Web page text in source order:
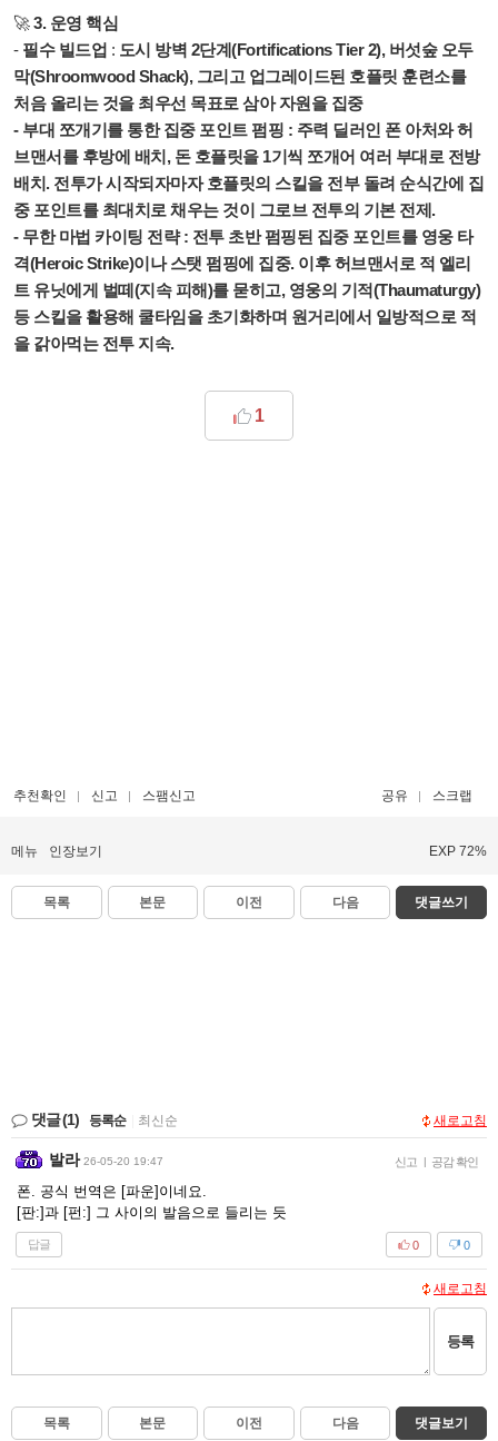
🚀3. 운영 핵심
- 필수 빌드업 : 도시 방벽 2단계(Fortifications Tier 2), 버섯숲 오두
막(Shroomwood Shack), 그리고 업그레이드된 호플릿 훈련소를
처음 올리는 것을 최우선 목표로 삼아 자원을 집중
- 부대 쪼개기를 통한 집중 포인트 펌핑 : 주력 딜러인 폰 아처와 허
브맨서를 후방에 배치, 돈 호플릿을 1기씩 쪼개어 여러 부대로 전방
배치. 전투가 시작되자마자호플릿의 스킬을 전부 돌려 순식간에 집
중 포인트를 최대치로 채우는 것이 그로브 전투의 기본 전제.
- 무한 마법 카이팅 전략: 전투 초반 펌핑된 집중 포인트를 영웅 타
격(Heroic Strike)이나 스탯 펌핑에 집중. 이후 허브맨서로 적 엘리
트 유닛에게 벌떼(지속 피해)를 묻히고, 영웅의 기적(Thaumaturgy)
등 스킬을 활용해 쿨타임을 초기화하며 원거리에서 일방적으로 적
을 갉아먹는 전투 지속.
1
추천확인 신고 스팸신고 공유 스크랩
메뉴 인장보기 EXP 72%
목록 본문 이전 다음 댓글쓰기
댓글(1) 등록순 최신순 새로고침
발라 26-05-20 19:47 신고 | 공감 확인
폰. 공식 번역은 [파운]이네요.
[판:]과 [펀:] 그 사이의 발음으로 들리는 듯
답글 0
0
새로고침
등록
목록 본문 이전 다음 댓글보기